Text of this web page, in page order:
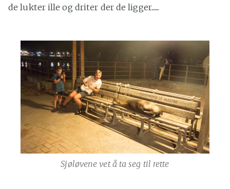
de lukter ille og driter der de ligger.......
Sjøløvene vet å ta seg til rette